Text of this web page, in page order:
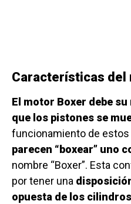
Características del
El motor Boxer debe
que los pistones se
funcionamiento de
parecen “boxear” uno
nombre “Boxer”. Esta
por tener una
opuesta de los cilindros